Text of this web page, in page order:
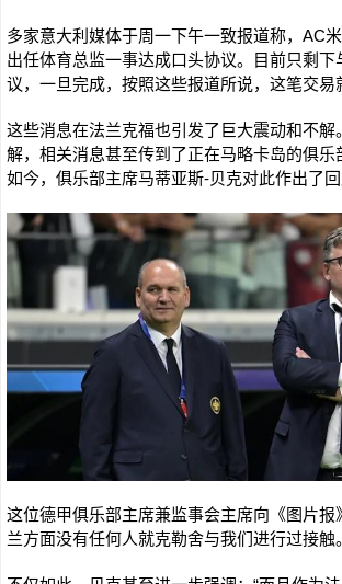
多家意大利媒体于周一下午一致报道称，AC
出任体育总监一事达成口头协议。目前只剩下
议，一旦完成，按照这些报道所说，这笔交易
这些消息在法兰克福也引发了巨大震动和不解
解，相关消息甚至传到了正在马略卡岛的俱乐
如今，俱乐部主席马蒂亚斯-贝克对此作出了回
这位德甲俱乐部主席兼监事会主席向《图片报
兰方面没有任何人就克勒舍与我们进行过接触